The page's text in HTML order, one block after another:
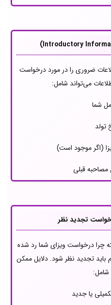
ضروری را در مورد درخواست
می‌تواند شامل:
شما
تولد
(اگر موجود است)
قبلی
تجدید نظر
چرا درخواست ویزای شما رد شده
تجدید نظر شود. دلایل ممکن
یا جدید